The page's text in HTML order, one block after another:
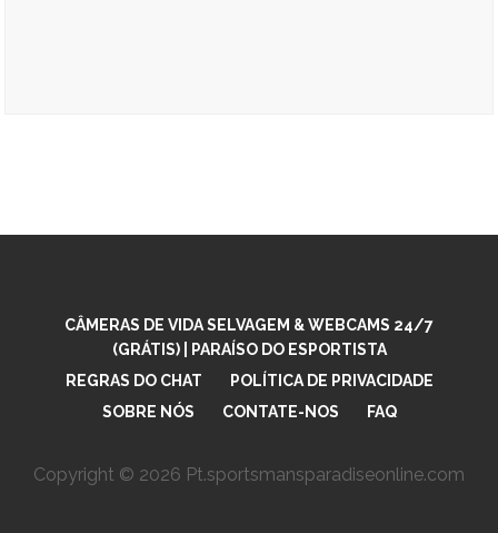
CÂMERAS DE VIDA SELVAGEM & WEBCAMS 24/7
(GRÁTIS) | PARAÍSO DO ESPORTISTA
REGRAS DO CHAT
POLÍTICA DE PRIVACIDADE
SOBRE NÓS
CONTATE-NOS FAQ
Copyright © 2026 Pt.sportsmansparadiseonline.com